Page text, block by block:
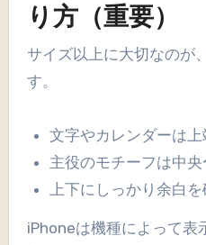
り方（重要）
サイズ以上に大切なのが、
す。
文字やカレンダーは
主役のモチーフは中
上下にしっかり余白を
iPhoneは機種によって表